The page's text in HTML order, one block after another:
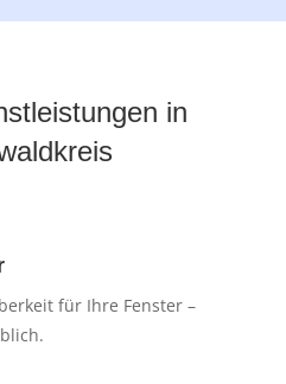
in
für Ihre Fenster –